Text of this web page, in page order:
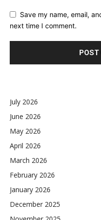
Save my name, email,
next time I comment.
July 2026
June 2026
May 2026
April 2026
March 2026
February 2026
January 2026
December 2025